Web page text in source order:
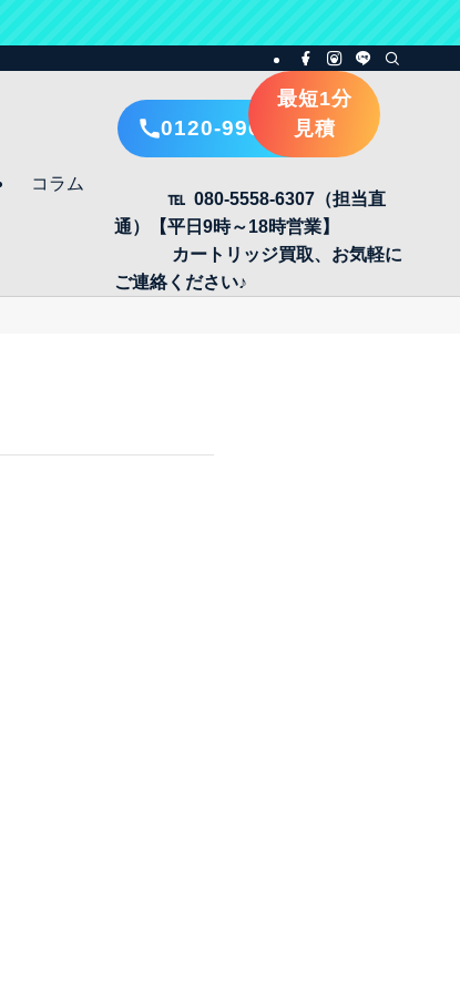
コラム
0120-996-405
最短1分
見積
℡ 080-5558-6307（担当直
通）【平日9時～18時営業】
カートリッジ買取、お気軽に
ご連絡ください♪